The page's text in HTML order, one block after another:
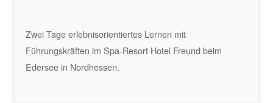
Zwei Tage erlebnisorientiertes Lernen mit
Führungskräften im Spa-Resort Hotel Freund beim
Edersee in Nordhessen.